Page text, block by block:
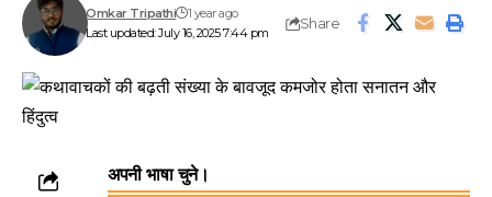
Last updated: July 16, 2025 7:44 pm
Omkar Tripathi 1 year ago
Share
अपनी भाषा चुने।